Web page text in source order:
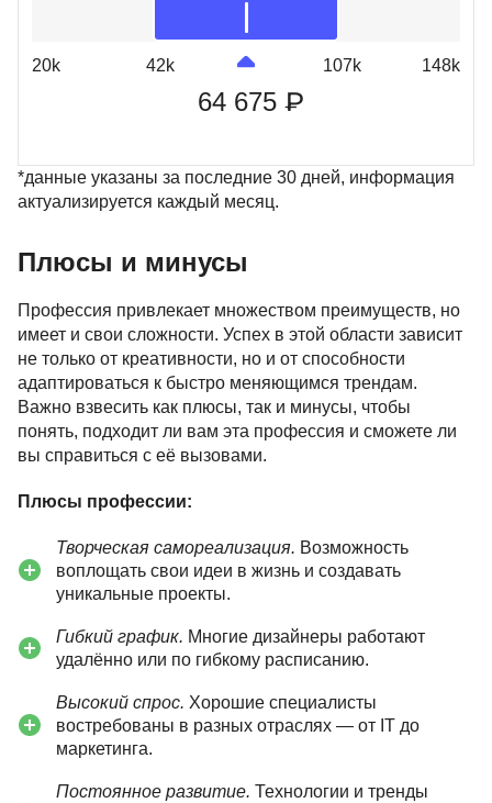
20k 42k
64 675 ₽
107k 148k
*данные указаны за последние 30 дней, информация
актуализируется каждый месяц.
Плюсы и минусы
Профессия привлекает множеством преимуществ, но
имеет и свои сложности. Успех в этой области зависит
не только от креативности, но и от способности
адаптироваться к быстро меняющимся трендам.
Важно взвесить как плюсы, так и минусы, чтобы
понять, подходит ли вам эта профессия и сможете ли
вы справиться с её вызовами.
Плюсы профессии:
Творческая самореализация. Возможность
воплощать свои идеи в жизнь и создавать
уникальные проекты.
Гибкий график. Многие дизайнеры работают
удалённо или по гибкому расписанию.
Высокий спрос. Хорошие специалисты
востребованы в разных отраслях — от IT до
маркетинга.
Постоянное развитие. Технологии и тренды